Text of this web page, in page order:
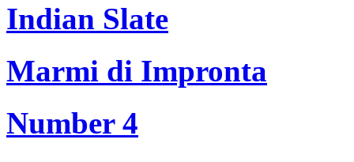
Indian Slate
Marmi di Impronta
Number 4